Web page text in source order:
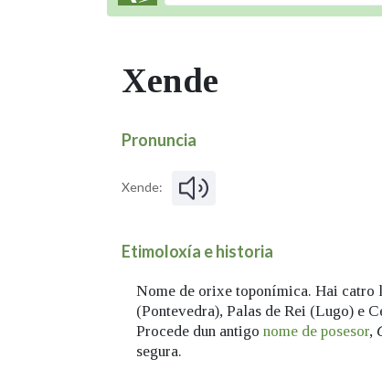
Xende
Pronuncia
Xende:
Etimoloxía e historia
Nome de orixe toponímica. Hai catro
(Pontevedra), Palas de Rei (Lugo) e
Procede dun antigo nome de posesor,
segura.